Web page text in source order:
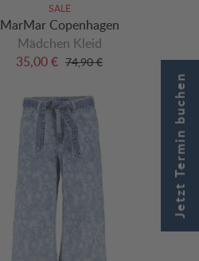
SALE
MarMar Copenhagen
Mädchen Kleid
35,00 € 74,90 €
Jetzt Termin buchen